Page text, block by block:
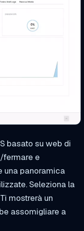
basato su web di
fermare e
una panoramica
Seleziona la
mostrerà un
assomigliare a